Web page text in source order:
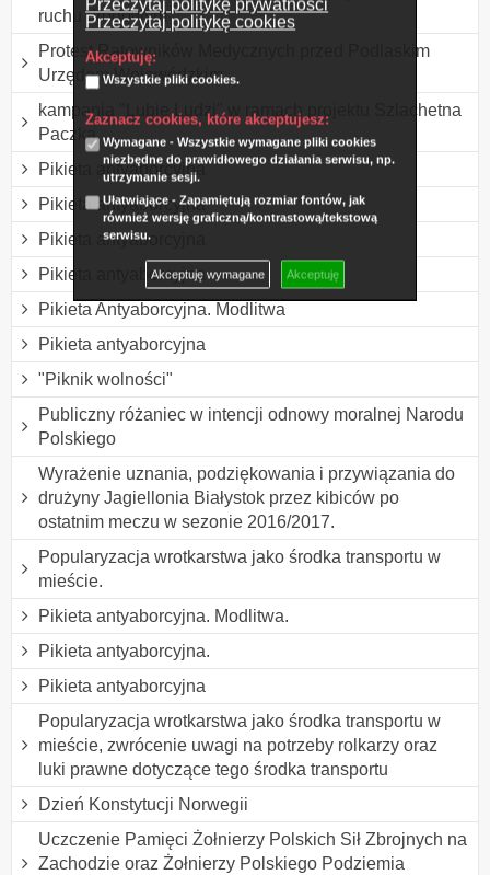
Przeczytaj politykę prywatności
Przeczytaj politykę cookies
Akceptuję:
Wszystkie pliki cookies.
Zaznacz cookies, które akceptujesz:
Wymagane - Wszystkie wymagane pliki cookies
niezbędne do prawidłowego działania serwisu, np.
utrzymanie sesji.
Ułatwiające - Zapamiętują rozmiar fontów, jak
również wersję graficzną/kontrastową/tekstową
serwisu.
Akceptuję wymagane Akceptuję
ruchu drogowym
Protest Ratowników Medycznych przed Podlaskim
Urzędem Wojewódzkim
kampania "Lubię Ludzi" w ramach projektu Szlachetna
Paczka
Pikieta antyaborcyjna
Pikieta antyaborcyjna
Pikieta antyaborcyjna
Pikieta antyaborcyjna
Pikieta Antyaborcyjna. Modlitwa
Pikieta antyaborcyjna
"Piknik wolności"
Publiczny różaniec w intencji odnowy moralnej Narodu
Polskiego
Wyrażenie uznania, podziękowania i przywiązania do
drużyny Jagiellonia Białystok przez kibiców po
ostatnim meczu w sezonie 2016/2017.
Popularyzacja wrotkarstwa jako środka transportu w
mieście.
Pikieta antyaborcyjna. Modlitwa.
Pikieta antyaborcyjna.
Pikieta antyaborcyjna
Popularyzacja wrotkarstwa jako środka transportu w
mieście, zwrócenie uwagi na potrzeby rolkarzy oraz
luki prawne dotyczące tego środka transportu
Dzień Konstytucji Norwegii
Uczczenie Pamięci Żołnierzy Polskich Sił Zbrojnych na
Zachodzie oraz Żołnierzy Polskiego Podziemia